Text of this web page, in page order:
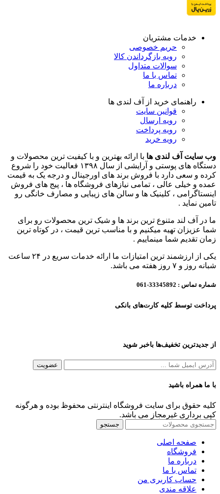
خدمات مشتریان
حریم خصوصی
رویه بازگرداندن کالا
سوالات متداول
تماس با ما
درباره ما
راهنمای خرید از آف لندی ها
قوانین سایت
رویه ارسال
رویه پرداخت
رویه خرید
وب سایت آف لندی ها با ارائه بهترین و با کیفیت ترین محصولات و
دستگاه های پوستی و آرایشی از سال ۱۳۹۸ فعالیت خود را شروع
کرده و سعی دارد با فروش برند های اورجینال و درجه یک به قیمت
عمده و خیلی عالی ، تمامی نیازهای فروشگاه ها ، پیج های فروش
اینستاگرامی ، کلینیک ها و سالن های زیبایی و مصارف خانگی رو
تامین نماید .
ما در آف لند متنوع ترین برند ها و شیک ترین محصولات رو برای
شما عزیزان تهیه میکنیم و با مناسب ترین قیمت ، در کوتاه ترین
زمان تقدیم شما مینماییم .
یکی از ارزشمند ترین امتیازات ما ارائه خدمات سریع در ۲۴ ساعت
شبانه روز و ۷ روز هفته می باشد.
شماره تماس : 33345892-061
پرداخت توسط کلیه کارت‌های بانکی
از جدیدترین تخفیف‌ها باخبر شوید
با ما همراه باشید
کلیه حقوق برای سایت فروشگاه اینترنتی محفوظ بوده و هرگونه
کپی برداری غیرمجاز می باشد.
جستجو
صفحه اصلی
فروشگاه
درباره ما
تماس با ما
حساب کاربری من
علاقه مندی